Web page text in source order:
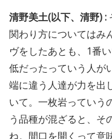
清野美土(以下、清野) :
関わり方についてはみ
ヴをしたあとも、1番
低だったっていう人が
端に違う人達が力を出
いて。一枚岩っていう
う品種が混ざると、そ
ね。間口を開くって意